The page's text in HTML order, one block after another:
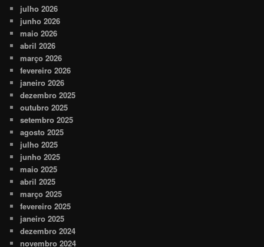
julho 2026
junho 2026
maio 2026
abril 2026
março 2026
fevereiro 2026
janeiro 2026
dezembro 2025
outubro 2025
setembro 2025
agosto 2025
julho 2025
junho 2025
maio 2025
abril 2025
março 2025
fevereiro 2025
janeiro 2025
dezembro 2024
novembro 2024